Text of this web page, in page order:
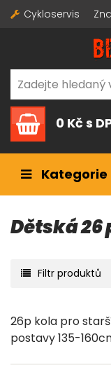
Cykloservis
0 Kčs
Kategorie
Dětská
Filtr produktů
26p kola pro
postavy 135-